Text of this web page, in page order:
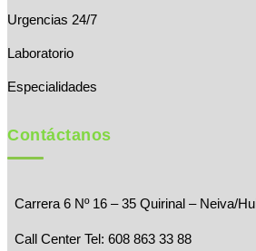
Urgencias 24/7
Laboratorio
Especialidades
Contáctanos
Carrera 6 Nº 16 – 35 Quirinal – Neiva/
Call Center Tel: 608 863 33 88